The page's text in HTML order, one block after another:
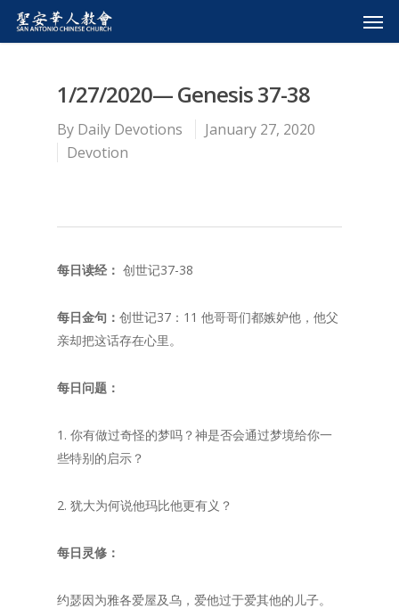
1/27/2020— Genesis 37-38
By Daily Devotions
January 27, 2020
Devotion
每日读经： 创世记37-38
每日金句： 创世记37：11 他哥哥们都嫉妒他，他父
亲却把这话存在心里。
每日问题：
1. 你有做过奇怪的梦吗？神是否会通过梦境给你一
些特别的启示？
2. 犹大为何说他玛比他更有义？
每日灵修：
约瑟因为雅各爱屋及乌，爱他过于爱其他的儿子。